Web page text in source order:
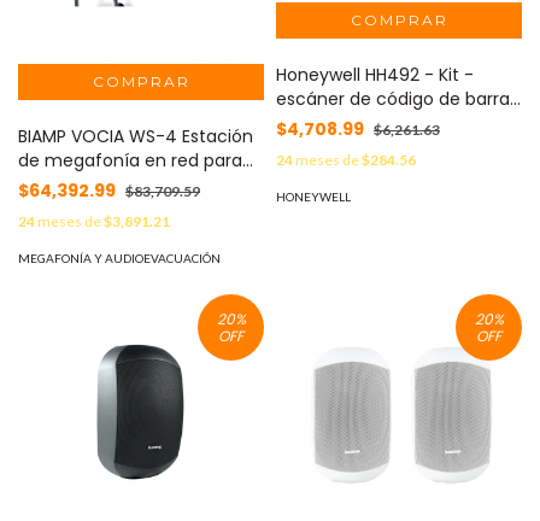
BIAMP VOCIA WS-4 Estación
de megafonía en red para
montaje en pared
$64,392.99 $83,709.59
24meses de$3,891.21
MEGAFONÍA Y AUDIOEVACUACIÓN
Honeywell HH492 - Kit -
escáner de código de barras
MOD: HH492-R1-1USB-5
$4,708.99 $6,261.63
24meses de$284.56
HONEYWELL
20%
OFF
20%
OFF